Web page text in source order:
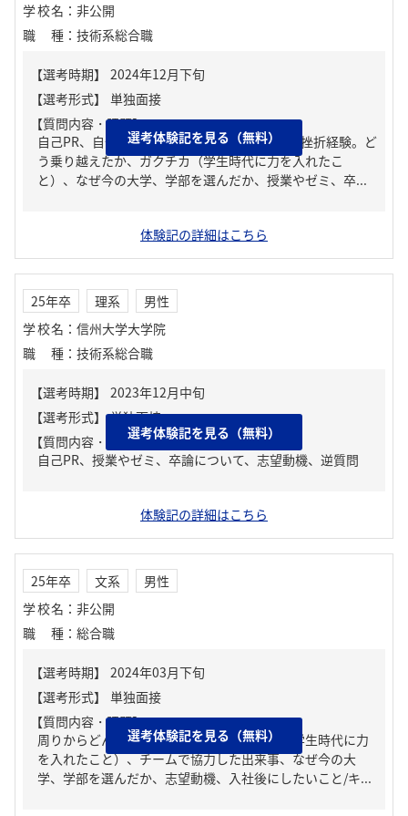
学校名 ： 非公開
職種 ： 技術系総合職
【質問内容・課題】
自己PR、自分の強み/弱み、人生の中で大きな挫折経験。ど
う乗り越えたか、ガクチカ（学生時代に力を入れたこ
と）、なぜ今の大学、学部を選んだか、授業やゼミ、卒...
選考体験記を見る（無料）
体験記の詳細はこちら
25年卒 理系
男性
学校名 ： 信州大学大学院
職種 ： 技術系総合職
【質問内容・課題】
自己PR、授業やゼミ、卒論について、志望動機、逆質問
選考体験記を見る（無料）
体験記の詳細はこちら
25年卒 文系
男性
学校名 ： 非公開
職種 ： 総合職
【質問内容・課題】
周りからどんな人といわれる？、ガクチカ（学生時代に力
を入れたこと）、チームで協力した出来事、なぜ今の大
学、学部を選んだか、志望動機、入社後にしたいこと/キ...
選考体験記を見る（無料）